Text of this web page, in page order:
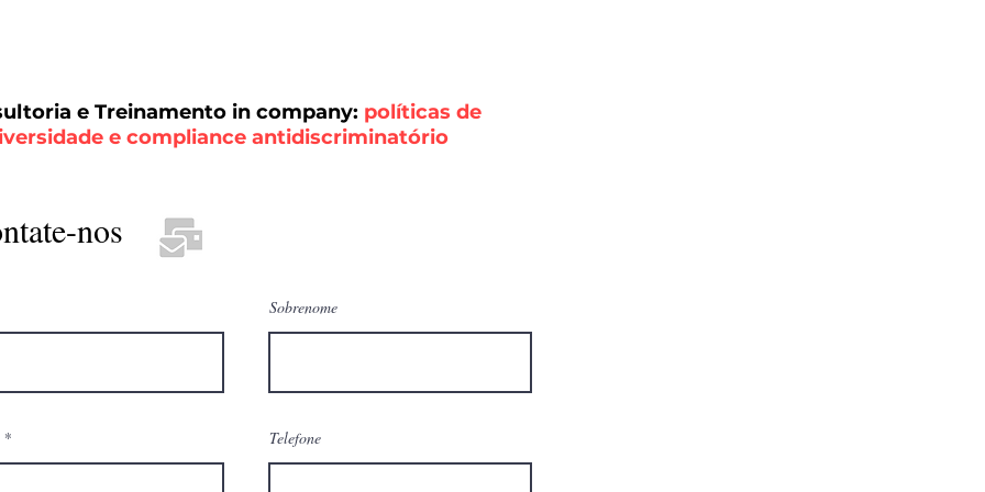
e Treinamento in company: políticas de
e compliance antidiscriminatório
nos
Sobrenome
Telefone